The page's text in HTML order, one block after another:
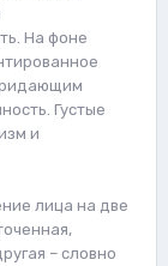
На фоне
Густые
и
лица на две
– словно